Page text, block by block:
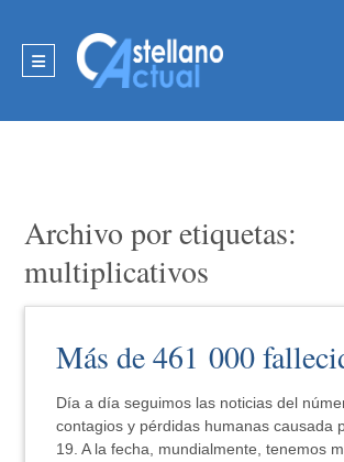
Archivo por etiquetas:
multiplicativos
Más de 461 000
Día a día seguimos las noticias del
contagios y pérdidas humanas causada
19. A la fecha, mundialmente, tenemos